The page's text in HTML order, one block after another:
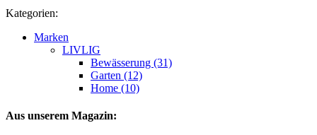
Kategorien:
Marken
LIVLIG
Bewässerung (31)
Garten (12)
Home (10)
Aus unserem Magazin: